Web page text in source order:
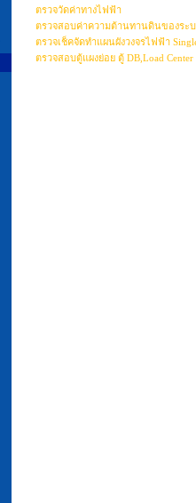
ตรวจวัดค่าทางไฟฟ้า
ตรวจสอบค่าความต้านทานดินของระ
ตรวจเช็คจัดทำแผนผังวงจรไฟฟ้า
ตรวจสอบตู้แผงย่อย ตู้ DB,Load Center